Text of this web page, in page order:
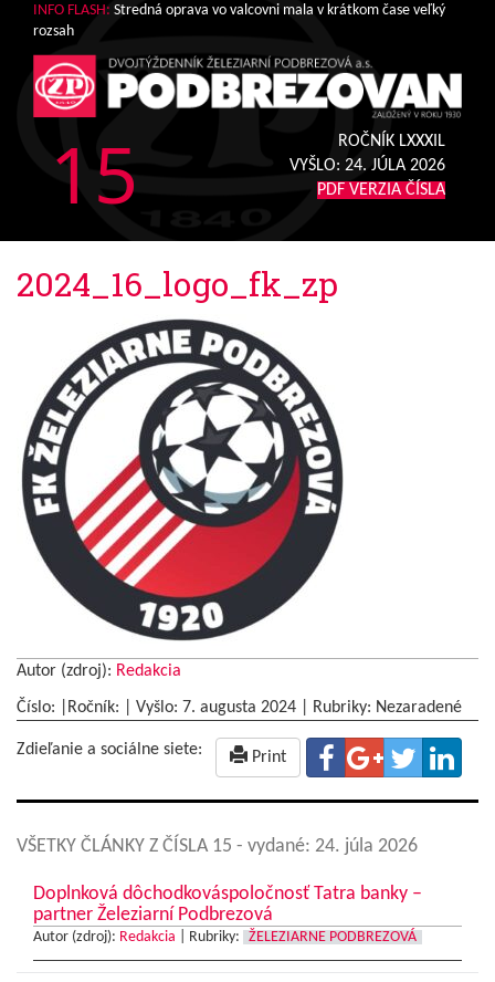
INFO FLASH: Stredná oprava vo valcovni mala v krátkom čase veľký
rozsah
15
ROČNÍK LXXXIL
VYŠLO: 24. JÚLA 2026
PDF VERZIA ČÍSLA
2024_16_logo_fk_zp
Autor (zdroj): Redakcia
Číslo: |Ročník: | Vyšlo: 7. augusta 2024 Rubriky: Nezaradené
Zdieľanie a sociálne siete: Print
VŠETKY ČLÁNKY Z ČÍSLA 15 - vydané: 24. júla 2026
Doplnková dôchodkováspoločnosť Tatra banky –
partner Železiarní Podbrezová
Autor (zdroj): Redakcia Rubriky: ŽELEZIARNE PODBREZOVÁ